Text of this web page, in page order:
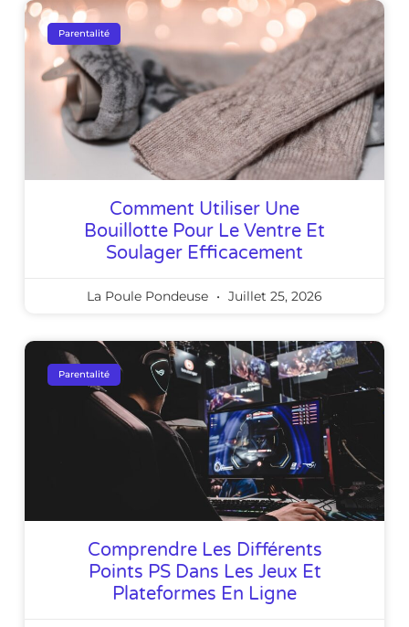
Parentalité
Comment Utiliser Une
Bouillotte Pour Le Ventre Et
Soulager Efficacement
La Poule Pondeuse Juillet 25, 2026
Parentalité
Comprendre Les Différents
Points PS Dans Les Jeux Et
Plateformes En Ligne